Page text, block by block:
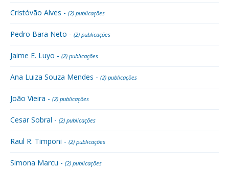
Cristóvão Alves - (2) publicações
Pedro Bara Neto - (2) publicações
Jaime E. Luyo - (2) publicações
Ana Luiza Souza Mendes - (2) publicações
João Vieira - (2) publicações
Cesar Sobral - (2) publicações
Raul R. Timponi - (2) publicações
Simona Marcu - (2) publicações